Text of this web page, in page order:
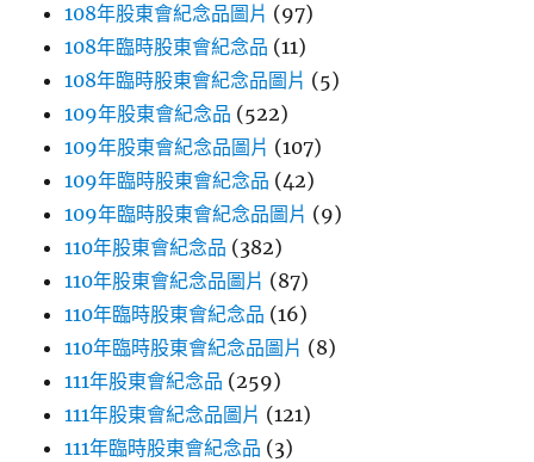
108年股東會紀念品圖片 (97)
108年臨時股東會紀念品 (11)
108年臨時股東會紀念品圖片 (5)
109年股東會紀念品 (522)
109年股東會紀念品圖片 (107)
109年臨時股東會紀念品 (42)
109年臨時股東會紀念品圖片 (9)
110年股東會紀念品 (382)
110年股東會紀念品圖片 (87)
110年臨時股東會紀念品 (16)
110年臨時股東會紀念品圖片 (8)
111年股東會紀念品 (259)
111年股東會紀念品圖片 (121)
111年臨時股東會紀念品 (3)